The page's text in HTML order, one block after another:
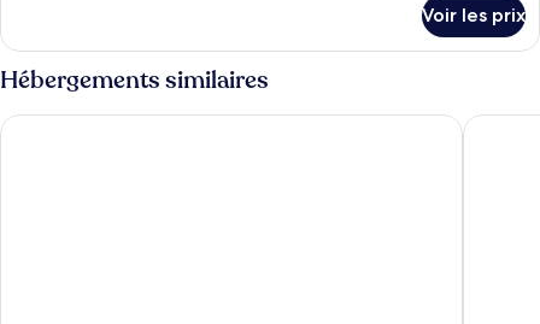
cuisine,
vue
jardin
le
type
de
chambre
Chambre
Voir les prix
Hébergements similaires
Casa das Lérias Covelo